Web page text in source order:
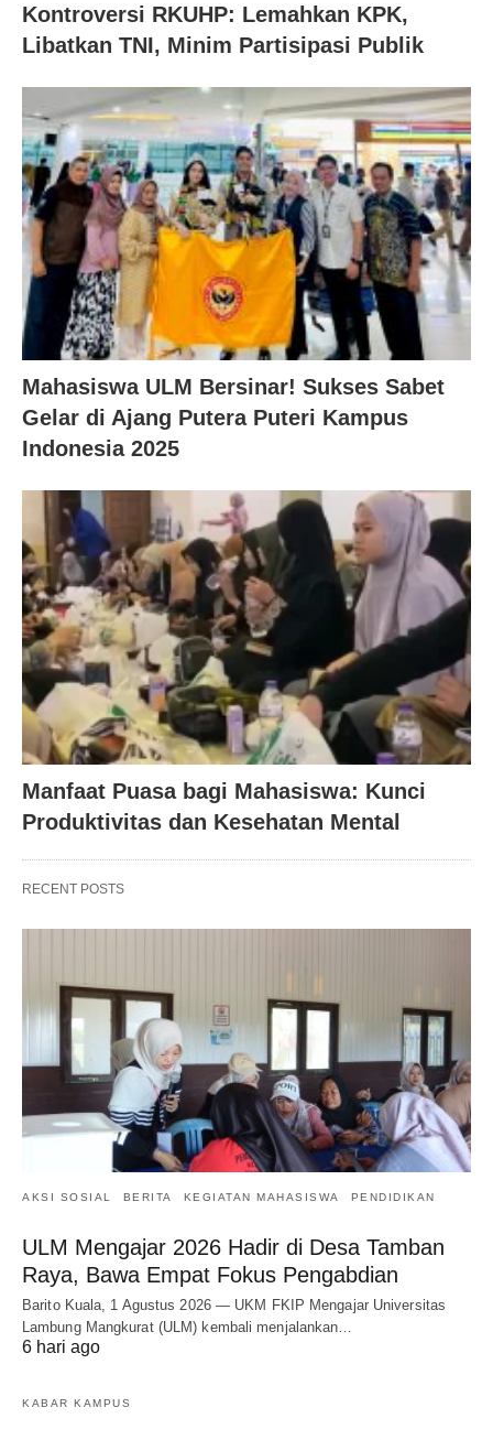
Kontroversi RKUHP: Lemahkan KPK,
Libatkan TNI, Minim Partisipasi Publik
Mahasiswa ULM Bersinar! Sukses Sabet
Gelar di Ajang Putera Puteri Kampus
Indonesia 2025
Manfaat Puasa bagi Mahasiswa: Kunci
Produktivitas dan Kesehatan Mental
RECENT POSTS
AKSI SOSIAL BERITA KEGIATAN MAHASISWA PENDIDIKAN
ULM Mengajar 2026 Hadir di Desa Tamban
Raya, Bawa Empat Fokus Pengabdian
Barito Kuala, 1 Agustus 2026 — UKM FKIP Mengajar Universitas
Lambung Mangkurat (ULM) kembali menjalankan…
6 hari ago
KABAR KAMPUS